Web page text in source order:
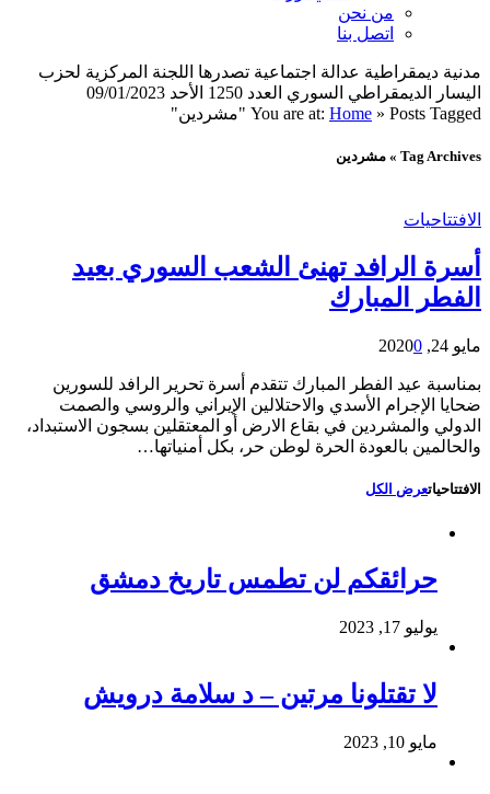
من نحن
اتصل بنا
مدنية ديمقراطية عدالة اجتماعية تصدرها اللجنة المركزية لحزب
اليسار الديمقراطي السوري العدد 1250 الأحد 09/01/2023
You are at: Home » Posts Tagged "مشردين"
Tag Archives » مشردين
الافتتاحيات
أسرة الرافد تهنئ الشعب السوري بعيد
الفطر المبارك
مايو 24, 2020 0
بمناسبة عيد الفطر المبارك تتقدم أسرة تحرير الرافد للسورين
ضحايا الإجرام الأسدي والاحتلالين الإيراني والروسي والصمت
الدولي والمشردين في بقاع الارض أو المعتقلين بسجون الاستبداد،
والحالمين بالعودة الحرة لوطن حر، بكل أمنياتها…
الافتتاحياتعرض الكل
حرائقكم لن تطمس تاريخ دمشق
يوليو 17, 2023
لا تقتلونا مرتين – د سلامة درويش
مايو 10, 2023